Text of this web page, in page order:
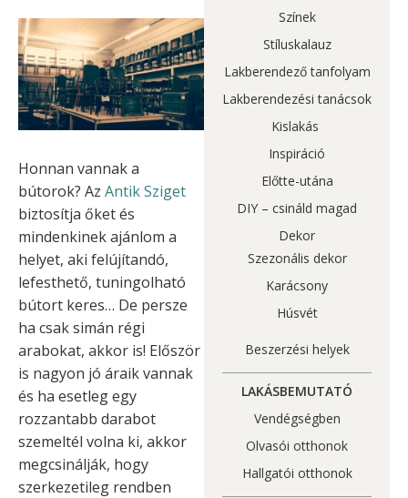
Honnan vannak a
bútorok? Az Antik Sziget
biztosítja őket és
mindenkinek ajánlom a
helyet, aki felújítandó,
lefesthető, tuningolható
bútort keres… De persze
ha csak simán régi
arabokat, akkor is! Először
is nagyon jó áraik vannak
és ha esetleg egy
rozzantabb darabot
szemeltél volna ki, akkor
megcsinálják, hogy
szerkezetileg rendben
Színek
Stíluskalauz
Lakberendező tanfolyam
Lakberendezési tanácsok
Kislakás
Inspiráció
Előtte-utána
DIY – csináld magad
Dekor
Szezonális dekor
Karácsony
Húsvét
Beszerzési helyek
LAKÁSBEMUTATÓ
Vendégségben
Olvasói otthonok
Hallgatói otthonok